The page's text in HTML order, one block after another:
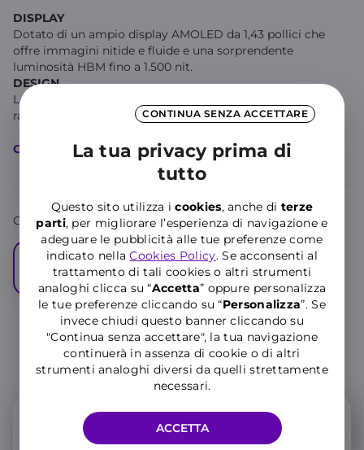
CONTINUA SENZA ACCETTARE
La tua privacy prima di
tutto
Questo sito utilizza icookies, anche di terze
parti, per migliorare l’esperienza di navigazione e
adeguare le pubblicità alle tue preferenze come
indicato nellaCookies Policy. Se acconsenti al
trattamento di tali cookies o altri strumenti
analoghi clicca su “Accetta” oppure personalizza
le tue preferenze cliccando su “Personalizza”. Se
invece chiudi questo banner cliccando su
"Continua senza accettare", la tua navigazione
continuerà in assenza di cookie o di altri
strumenti analoghi diversi da quelli strettamente
necessari.
ACCETTA
DISPLAY
Dotato di un ampio display AMOLED da 1,43 pollici che
offre immagini nitide e fluide e una sorprendente
luminosità HBM fino a 1.500 nit.
DESIGN
La corona girevole migliorata offre un'esperienza tattile
raffinata. R
Mostra di più
Caratteristiche principali
Colore: Black
Scegli come averlo
A rate
Device + Offerta mobile